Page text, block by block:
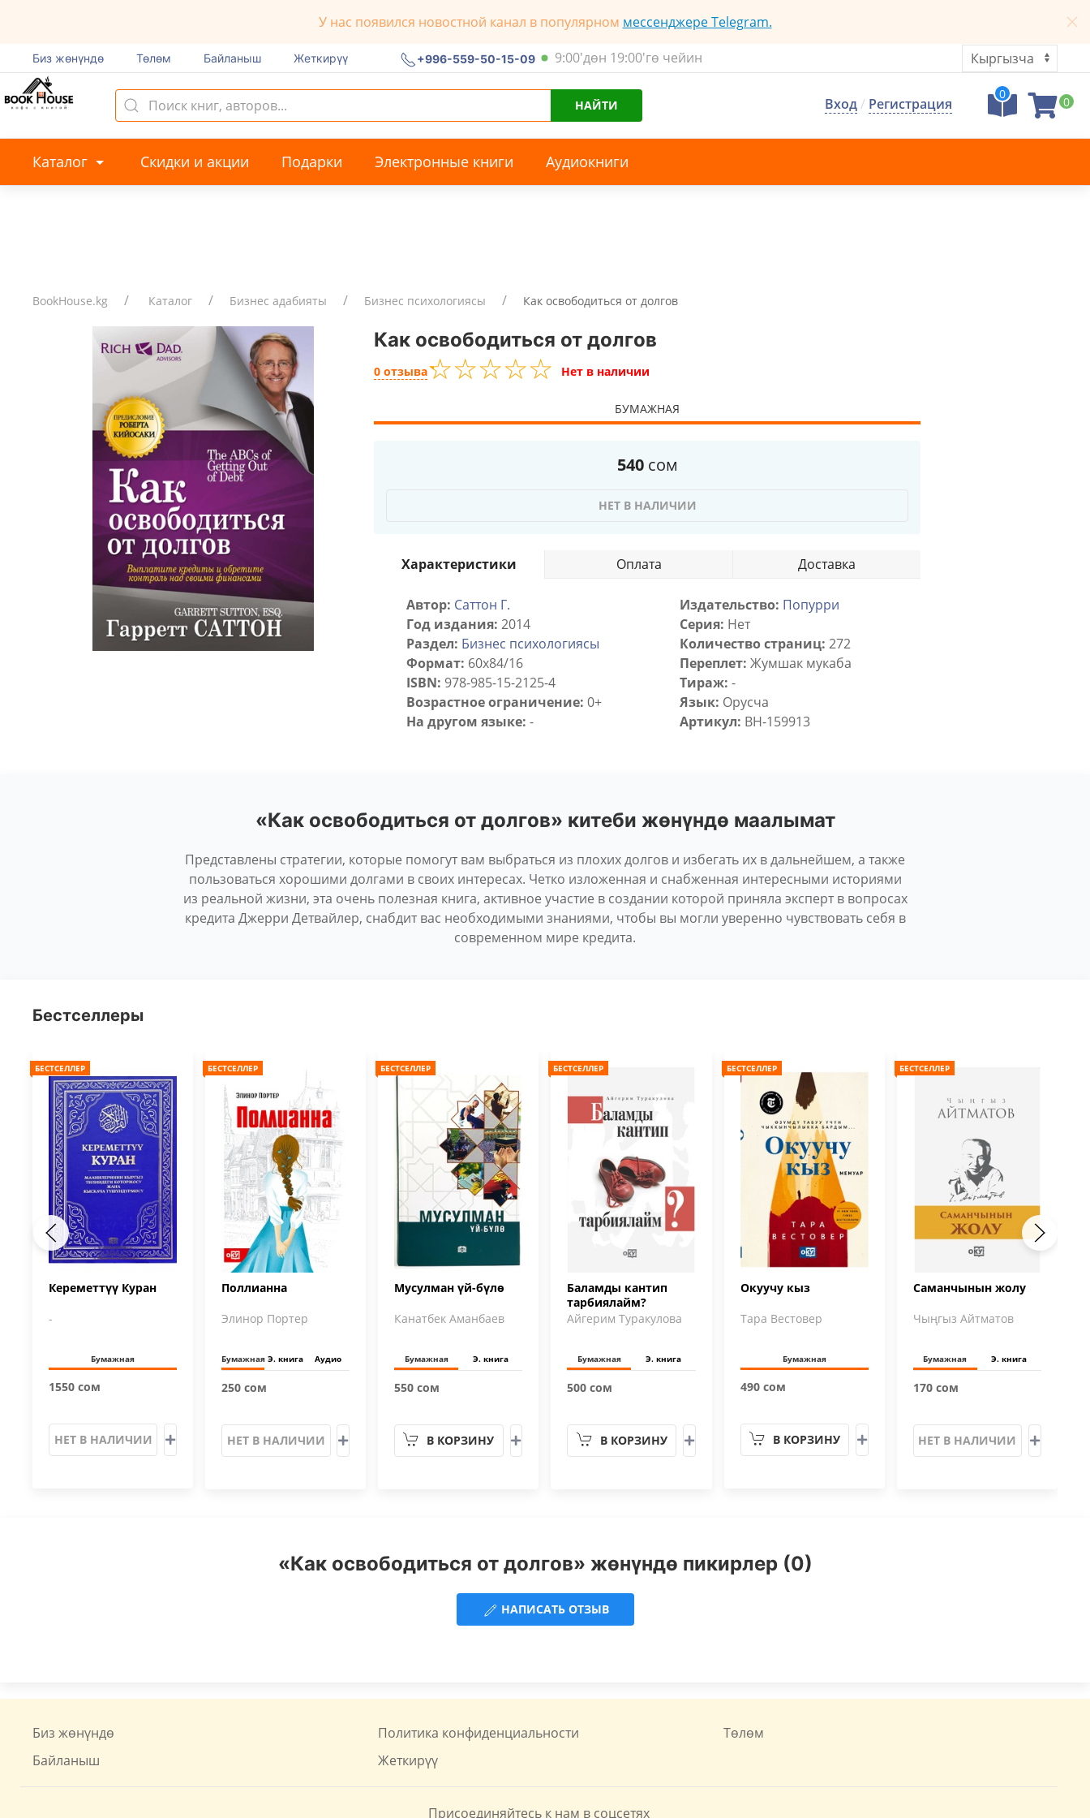
У нас появился новостной канал в популярном мессенджере Telegram.
Биз жөнүндө Төлөм Байланыш Жеткирүү +996-559-50-15-09 9:00'дөн 19:00'гө чейин
НАЙТИ Вход/ Регистрация
0
0
Каталог Скидки и акции Подарки Электронные книги Аудиокниги
BookHouse.kg Каталог Бизнес адабияты Бизнес психологиясы Как освободиться от долгов
Как освободиться от долгов
0 отзыва☆☆☆☆☆
★★★★★ Нет в наличии
БУМАЖНАЯ
540 сом
НЕТ В НАЛИЧИИ
Характеристики Оплата Доставка
Автор: Саттон Г. Издательство: Попурри
Год издания: 2014 Серия: Нет
Раздел: Бизнес психологиясы Количество страниц: 272
Формат: 60х84/16 Переплет: Жумшак мукаба
ISBN: 978-985-15-2125-4 Тираж: -
Возрастное ограничение: 0+ Язык: Орусча
На другом языке: - Артикул: BH-159913
«Как освободиться от долгов» китеби жөнүндө маалымат
Представлены стратегии, которые помогут вам выбраться из плохих долгов и избегать их в дальнейшем, а также
пользоваться хорошими долгами в своих интересах. Четко изложенная и снабженная интересными историями
из реальной жизни, эта очень полезная книга, активное участие в создании которой приняла эксперт в вопросах
кредита Джерри Детвайлер, снабдит вас необходимыми знаниями, чтобы вы могли уверенно чувствовать себя в
современном мире кредита.
Бестселлеры
БЕСТСЕЛЛЕР
Кереметтүү Куран
-
Бумажная
1550 сом
НЕТ В НАЛИЧИИ
БЕСТСЕЛЛЕР
Поллианна
Элинор Портер
Бумажная Э. книга Аудио
250 сом
НЕТ В НАЛИЧИИ
БЕСТСЕЛЛЕР
Мусулман үй-бүлө
Канатбек Аманбаев
Бумажная Э. книга
550 сом
В КОРЗИНУ
БЕСТСЕЛЛЕР
Баламды кантип
тарбиялайм?
Айгерим Туракулова
Бумажная Э. книга
500 сом
В КОРЗИНУ
БЕСТСЕЛЛЕР
Окуучу кыз
Тара Вестовер
Бумажная
490 сом
В КОРЗИНУ
БЕСТСЕЛЛЕР
Саманчынын жолу
Чыңгыз Айтматов
Бумажная Э. книга
170 сом
НЕТ В НАЛИЧИИ
«Как освободиться от долгов» жөнүндө пикирлер (0)
НАПИСАТЬ ОТЗЫВ
Биз жөнүндө Политика конфиденциальности
Төлөм
Байланыш
Жеткирүү
Присоединяйтесь к нам в соцсетях